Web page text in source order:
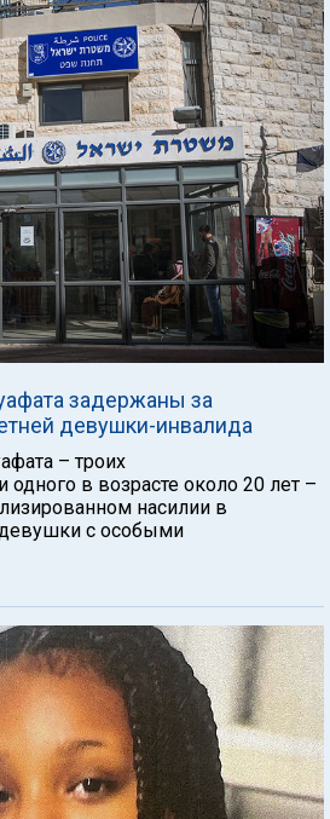
задержаны за
девушки-инвалида
– троих
в возрасте около 20 лет –
насилии в
с особыми